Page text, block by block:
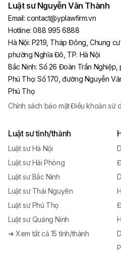
Luật sư Nguyễn Văn Thành
Email: contact@yplawfirm.vn
Hotline: 088 995 6888
Hà Nội: P219, Tháp Đông, Chung
phường Nghĩa Đô, TP. Hà Nội
Bắc Ninh:Số 26 Đoàn Trần Nghiệp,
Phú Thọ:Số 170, đường Nguyễn
Phú Thọ
Chính sách bảo mật·Điều khoản sử
Luật sư tỉnh/thành
Luật sư Hà Nội
Luật sư Hải Phòng
Luật sư Bắc Ninh
Luật sư Thái Nguyên
Luật sư Phú Thọ
Luật sư Quảng Ninh
➜ Xem tất cả 15 tỉnh/thành